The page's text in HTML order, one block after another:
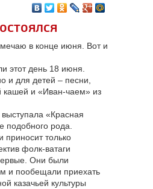
в конце июня. Вот и
этот день 18 июня.
и для детей – песни,
кашей и «Иван-чаем» из
«Красная
подобного рода.
приносит только
фолк-ватаги
Они были
и пообещали приехать
казачьей культуры